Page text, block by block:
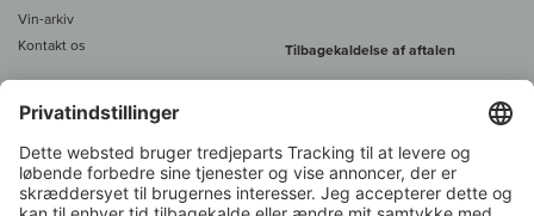
Vin-arkiv
Kontakt os
Tilbagekaldelse af aftalen
Alle priser er inkl. moms, plus 39
450 DKK gratis fragt